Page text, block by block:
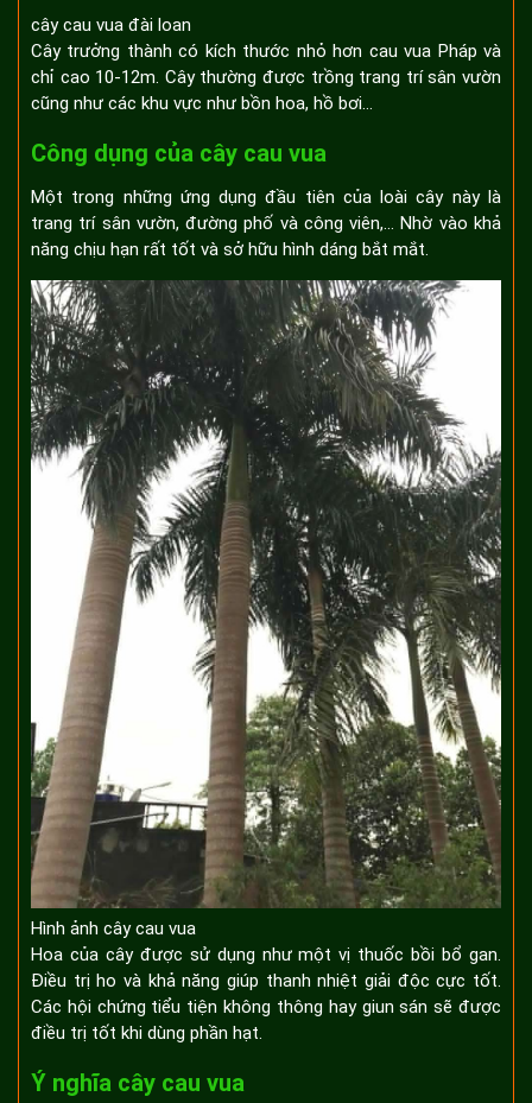
cây cau vua đài loan
Cây trưởng thành có kích thước nhỏ hơn cau vua Pháp và
chỉ cao 10-12m. Cây thường được trồng trang trí sân vườn
cũng như các khu vực như bồn hoa, hồ bơi…
Công dụng của cây cau vua
Một trong những ứng dụng đầu tiên của loài cây này là
trang trí sân vườn, đường phố và công viên,… Nhờ vào khả
năng chịu hạn rất tốt và sở hữu hình dáng bắt mắt.
Hình ảnh cây cau vua
Hoa của cây được sử dụng như một vị thuốc bồi bổ gan.
Điều trị ho và khả năng giúp thanh nhiệt giải độc cực tốt.
Các hội chứng tiểu tiện không thông hay giun sán sẽ được
điều trị tốt khi dùng phần hạt.
Ý nghĩa cây cau vua